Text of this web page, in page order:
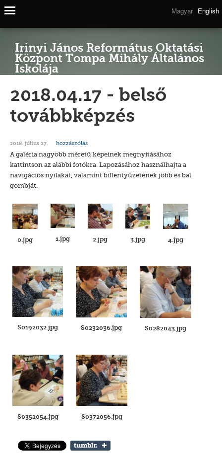
Magyar English
Irinyi János Református Oktatási
Központ Tompa Mihály Általános
Iskolája
2018.04.17 - belső
továbbképzés
2018. július 27. hozzászólás
A galéria nagyobb méretű képeinek megnyitásához
kattintson az alábbi fotókra. Lapozásához használhajta a
navigációs nyilakat, valamint billentyűzetének jobb és bal
gombját.
0.jpg 1.jpg 2.jpg 3.jpg 4.jpg
S0192032.jpg S0232036.jpg S0282043.jpg
S0352054.jpg S0372056.jpg